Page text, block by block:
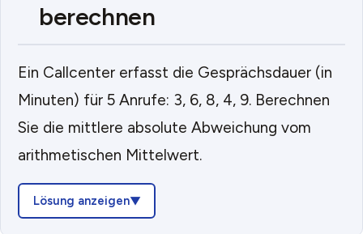
berechnen
Ein Callcenter erfasst die Gesprächsdauer (in
Minuten) für 5 Anrufe: 3, 6, 8, 4, 9. Berechnen
Sie die mittlere absolute Abweichung vom
arithmetischen Mittelwert.
Lösung anzeigen